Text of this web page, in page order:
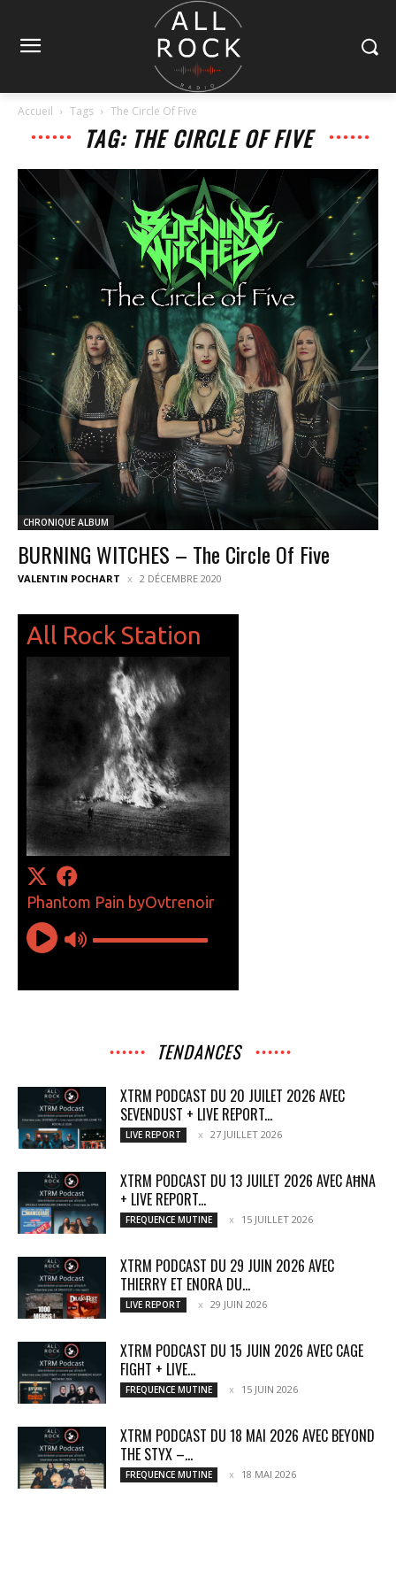
Accueil Tags The Circle Of Five
TAG: THE CIRCLE OF FIVE
CHRONIQUE ALBUM
BURNING WITCHES – The Circle Of Five
VALENTIN POCHART 2 DÉCEMBRE 2020
TENDANCES
XTRM PODCAST DU 20 JUILET 2026 AVEC
SEVENDUST + LIVE REPORT...
LIVE REPORT 27 JUILLET 2026
XTRM PODCAST DU 13 JUILET 2026 AVEC AĦNA
+ LIVE REPORT...
FREQUENCE MUTINE 15 JUILLET 2026
XTRM PODCAST DU 29 JUIN 2026 AVEC
THIERRY ET ENORA DU...
LIVE REPORT 29 JUIN 2026
XTRM PODCAST DU 15 JUIN 2026 AVEC CAGE
FIGHT + LIVE...
FREQUENCE MUTINE 15 JUIN 2026
XTRM PODCAST DU 18 MAI 2026 AVEC BEYOND
THE STYX –...
FREQUENCE MUTINE 18 MAI 2026